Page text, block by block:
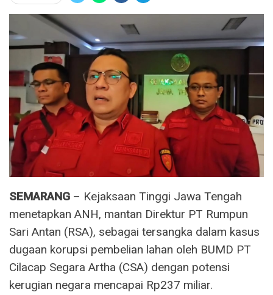
SEMARANG – Kejaksaan Tinggi Jawa Tengah
menetapkan ANH, mantan Direktur PT Rumpun
Sari Antan (RSA), sebagai tersangka dalam kasus
dugaan korupsi pembelian lahan oleh BUMD PT
Cilacap Segara Artha (CSA) dengan potensi
kerugian negara mencapai Rp237 miliar.